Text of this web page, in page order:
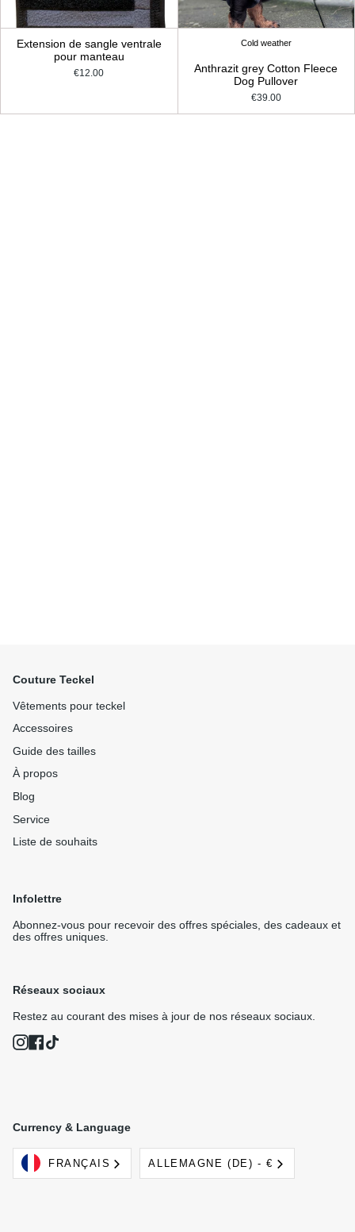
Extension de sangle ventrale
pour manteau
€12.00
Cold weather
Anthrazit grey Cotton Fleece
Dog Pullover
€39.00
Couture Teckel
Vêtements pour teckel
Accessoires
Guide des tailles
À propos
Blog
Service
Liste de souhaits
Infolettre
Abonnez-vous pour recevoir des offres spéciales, des cadeaux et
des offres uniques.
Réseaux sociaux
Restez au courant des mises à jour de nos réseaux sociaux.
InstagramFacebook
Currency & Language
Langue
FRANÇAIS Devise
ALLEMAGNE (DE) - €